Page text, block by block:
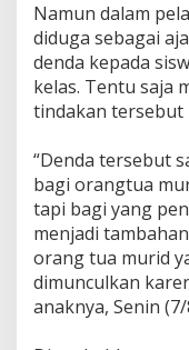
Namun dalam
diduga sebagai
denda kepada
kelas. Tentu saja
tindakan tersebut
“Denda tersebut
bagi orangtua
tapi bagi yang
menjadi
orang tua murid
dimunculkan
anaknya, Senin